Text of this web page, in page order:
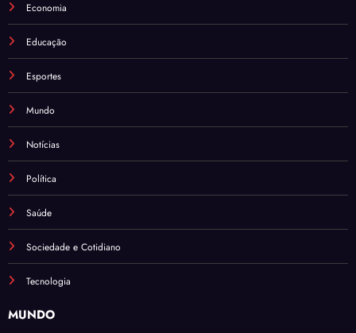
Economia
Educação
Esportes
Mundo
Notícias
Política
Saúde
Sociedade e Cotidiano
Tecnologia
MUNDO